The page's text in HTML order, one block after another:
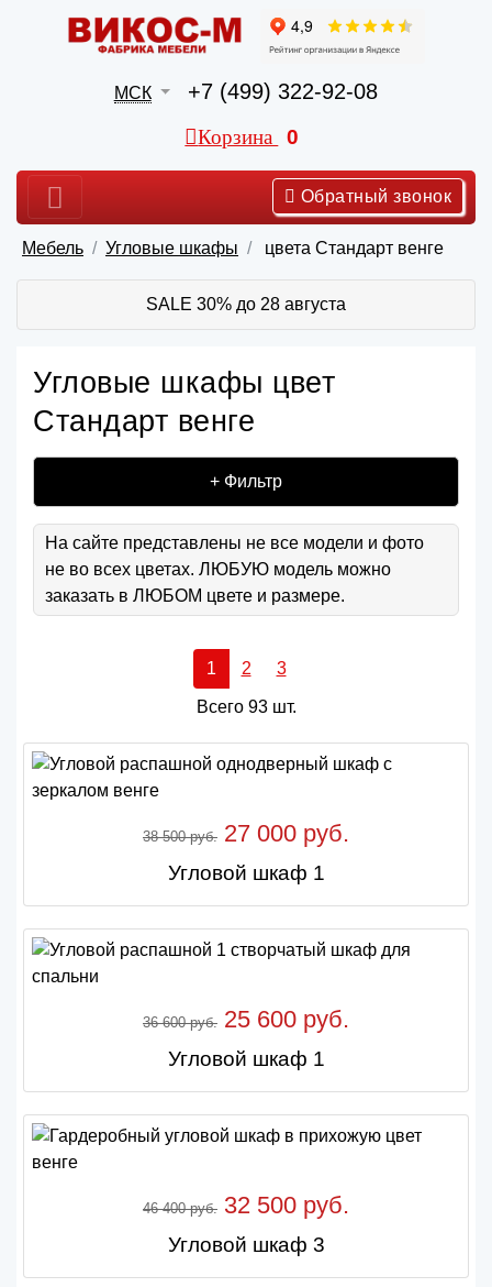
МСК +7 (499) 322-92-08
Корзина 0
Обратный звонок
Мебель Угловые шкафы цвета Стандарт венге
SALE 30% до 28 августа
Угловые шкафы цвет
Стандарт венге
+ Фильтр
На сайте представлены не все модели и фото
не во всех цветах. ЛЮБУЮ модель можно
заказать в ЛЮБОМ цвете и размере.
1 2 3
Всего 93 шт.
38 500 руб. 27 000 руб.
Угловой шкаф 1
36 600 руб. 25 600 руб.
Угловой шкаф 1
46 400 руб. 32 500 руб.
Угловой шкаф 3